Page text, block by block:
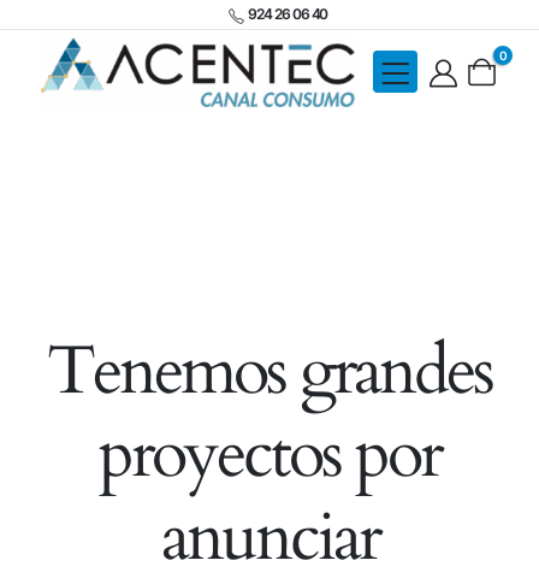
924 26 06 40
0
Tenemos grandes
proyectos por
anunciar